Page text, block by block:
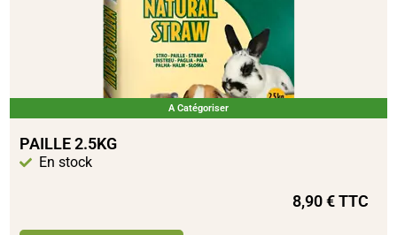
A Catégoriser
PAILLE 2.5KG
En stock
8,90€TTC